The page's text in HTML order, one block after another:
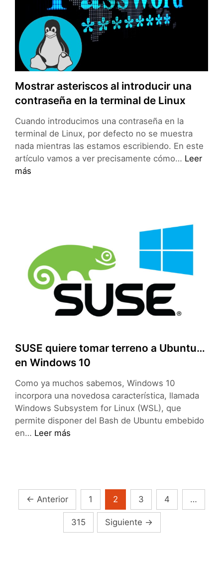
explainshell
Mostrar asteriscos al introducir una
contraseña en la terminal de Linux
Cuando introducimos una contraseña en la
terminal de Linux, por defecto no se muestra
nada mientras las estamos escribiendo. En este
artículo vamos a ver precisamente cómo… Mostrar
Leer
más
SUSE quiere tomar terreno a Ubuntu…
en Windows 10
Como ya muchos sabemos, Windows 10
incorpora una novedosa característica, llamada
Windows Subsystem for Linux (WSL), que
permite disponer del Bash de Ubuntu embebido
en… SUSE
Ubuntu…
en
Leer más
Navegación
entradas
← Anterior 1 2 3 4 …
315 Siguiente →